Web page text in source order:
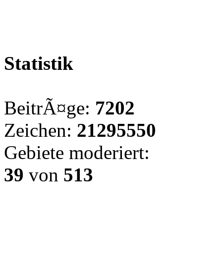
Statistik
BeitrÃ¤ge: 7202
Zeichen: 21295550
Gebiete moderiert:
39 von 513